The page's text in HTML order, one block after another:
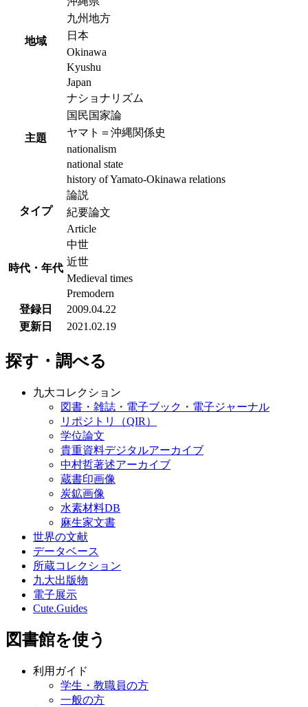
地域
九州地方
日本
Okinawa
Kyushu
Japan
主題
ナショナリズム
国民国家論
ヤマト＝沖縄関係史
nationalism
national state
history of Yamato-Okinawa relations
タイプ
論説
紀要論文
Article
時代・年代
中世
近世
Medieval times
Premodern
登録日
2009.04.22
更新日
2021.02.19
探す・調べる
九大コレクション
図書・雑誌・電子ブック・電子ジャーナル
リポジトリ（QIR）
学位論文
貴重資料デジタルアーカイブ
中村哲著述アーカイブ
蔵書印画像
炭鉱画像
水素材料DB
麻生家文書
世界の文献
データベース
所蔵コレクション
九大出版物
電子展示
Cute.Guides
図書館を使う
利用ガイド
学生・教職員の方
一般の方